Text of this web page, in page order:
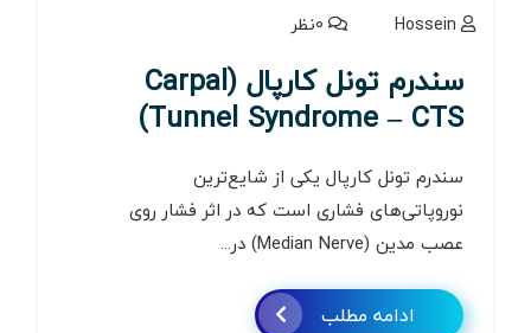
Hossein
سندرم تونل کارپال (Carpal
Tunnel Syndrome – CTS)
سندرم تونل کارپال یکی از شایع‌ترین
نوروپاتی‌های فشاری است که در اثر فشار روی
عصب مدین (Median Nerve) در...
ادامه مطلب